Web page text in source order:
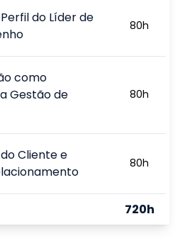
do Líder de
80h
como
Gestão de
80h
Cliente e
80h
720h